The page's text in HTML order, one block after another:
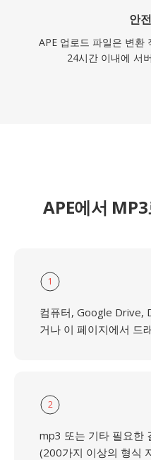
안
APE 업로드 파일은 변환
24시간 이내에 서
APE에서
1
컴퓨터, Google Drive,
거나 이 페이지에서 드
2
mp3 또는 기타 필요한
(200가지 이상의 형식